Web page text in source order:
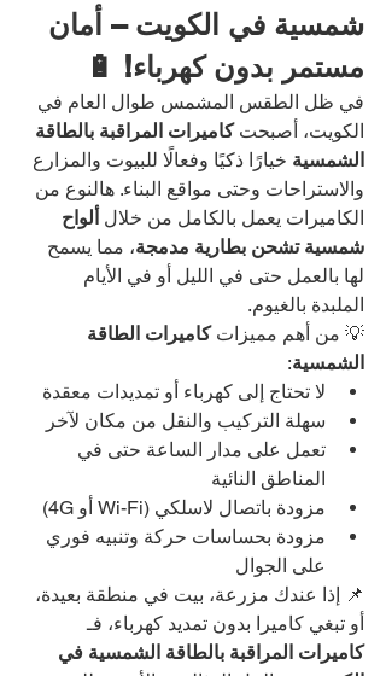
شمسية في الكويت – أمان
مستمر بدون كهرباء! 🔋
في ظل الطقس المشمس طوال العام في
الكويت، أصبحت كاميرات المراقبة بالطاقة
الشمسية خيارًا ذكيًا وفعالًا للبيوت والمزارع
والاستراحات وحتى مواقع البناء. هالنوع من
الكاميرات يعمل بالكامل من خلال ألواح
شمسية تشحن بطارية مدمجة، مما يسمح
لها بالعمل حتى في الليل أو في الأيام
الملبدة بالغيوم.
💡 من أهم مميزات كاميرات الطاقة
الشمسية:
لا تحتاج إلى كهرباء أو تمديدات معقدة
سهلة التركيب والنقل من مكان لآخر
تعمل على مدار الساعة حتى في
المناطق النائية
مزودة باتصال لاسلكي (Wi-Fi أو 4G)
مزودة بحساسات حركة وتنبيه فوري
على الجوال
📌 إذا عندك مزرعة، بيت في منطقة بعيدة،
أو تبغي كاميرا بدون تمديد كهرباء، فـ
كاميرات المراقبة بالطاقة الشمسية في